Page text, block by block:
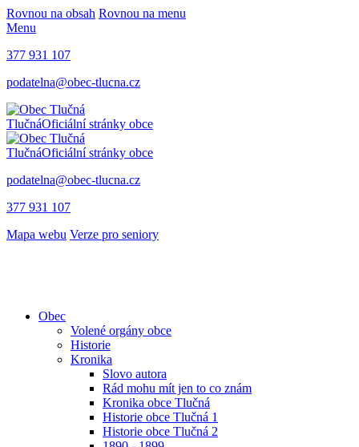
Rovnou na obsah Rovnou na menu
Menu
377 931 107
podatelna@obec-tlucna.cz
TlučnáOficiální stránky obce
TlučnáOficiální stránky obce
podatelna@obec-tlucna.cz
377 931 107
Mapa webu Verze pro seniory
Obec
Volené orgány obce
Historie
Kronika
Slovo autora
Rád mohu mít jen to co znám
Kronika obce Tlučná
Historie obce Tlučná 1
Historie obce Tlučná 2